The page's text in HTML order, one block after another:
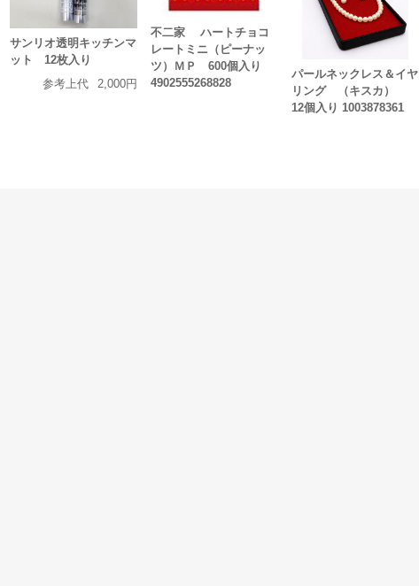
サンリオ透明キッチンマ
ット 12枚入り
参考上代
2,000円
不二家 ハートチョコ
レートミニ（ピーナッ
ツ）ＭＰ 600個入り
4902555268828
パールネックレス＆イヤ
リング （キスカ）
12個入り 1003878361